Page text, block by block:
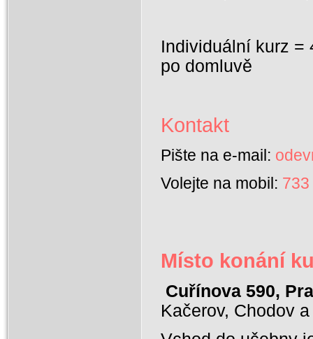
Individuální kurz =
po domluvě
Kontakt
Pište na e-mail:
Volejte na mobil:
Místo konání
Cuřínova 590,
Kačerov, Chodov